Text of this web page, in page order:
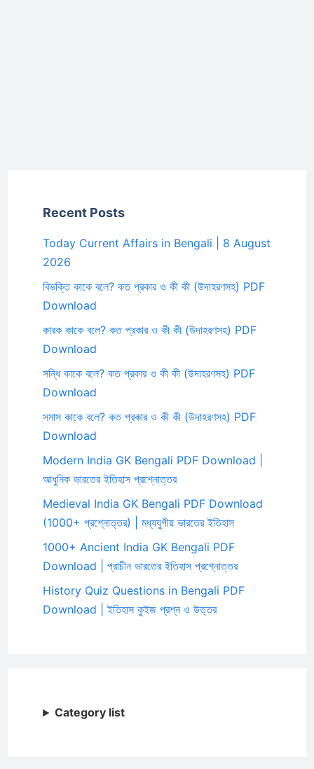
Recent Posts
Today Current Affairs in Bengali | 8 August
2026
বিভক্তি কাকে বলে? কত প্রকার ও কী কী (উদাহরণসহ) PDF
Download
কারক কাকে বলে? কত প্রকার ও কী কী (উদাহরণসহ) PDF
Download
সন্ধি কাকে বলে? কত প্রকার ও কী কী (উদাহরণসহ) PDF
Download
সমাস কাকে বলে? কত প্রকার ও কী কী (উদাহরণসহ) PDF
Download
Modern India GK Bengali PDF Download |
আধুনিক ভারতের ইতিহাস প্রশ্নোত্তর
Medieval India GK Bengali PDF Download
(1000+ প্রশ্নোত্তর) | মধ্যযুগীয় ভারতের ইতিহাস
1000+ Ancient India GK Bengali PDF
Download | প্রাচীন ভারতের ইতিহাস প্রশ্নোত্তর
History Quiz Questions in Bengali PDF
Download | ইতিহাস কুইজ প্রশ্ন ও উত্তর
Category list